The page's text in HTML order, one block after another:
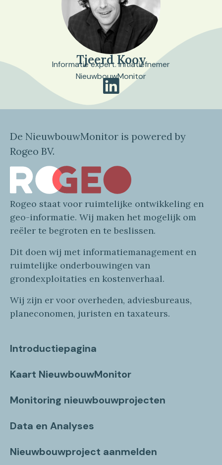
Tjeerd Kooy
Informatie expert. Initiatiefnemer
NieuwbouwMonitor
De NieuwbouwMonitor is powered by
Rogeo BV.
Rogeo staat voor ruimtelijke ontwikkeling en
geo-informatie. Wij maken het mogelijk om
reëler te begroten en te beslissen.
Dit doen wij met informatiemanagement en
ruimtelijke onderbouwingen van
grondexploitaties en kostenverhaal.
Wij zijn er voor overheden, adviesbureaus,
planeconomen, juristen en taxateurs.
Introductiepagina
Kaart NieuwbouwMonitor
Monitoring nieuwbouwprojecten
Data en Analyses
Nieuwbouwproject aanmelden